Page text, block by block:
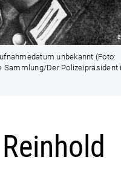
unbekannt (Foto:
Sammlung/Der Polizeipräsident